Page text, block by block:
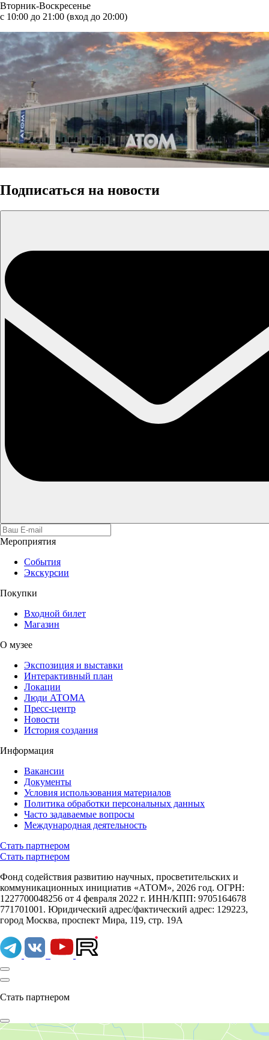
Вторник-Воскресенье
с 10:00 до 21:00 (вход до 20:00)
Подписаться на новости
Мероприятия
События
Экскурсии
Покупки
Входной билет
Магазин
О музее
Экспозиция и выставки
Интерактивный план
Локации
Люди АТОМА
Пресс-центр
Новости
История создания
Информация
Вакансии
Документы
Условия использования материалов
Политика обработки персональных данных
Часто задаваемые вопросы
Международная деятельность
Стать партнером
Стать партнером
Фонд содействия развитию научных, просветительских и
коммуникационных инициатив «АТОМ», 2026 год. ОГРН:
1227700048256 от 4 февраля 2022 г. ИНН/КПП: 9705164678
771701001. Юридический адрес/фактический адрес: 129223,
город Москва, проспект Мира, 119, стр. 19А
Стать партнером